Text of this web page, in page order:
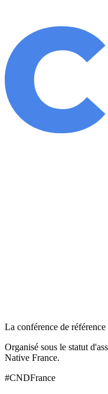
La conférence de
Organisé sous le statut
Native France.
#CNDFrance